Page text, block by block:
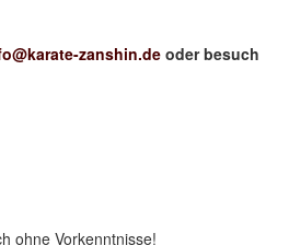
zanshin.deoder besuch
ohne Vorkenntnisse!